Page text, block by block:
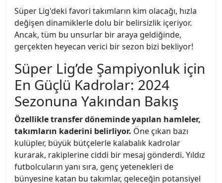
Süper Lig'deki favori takımların kim olacağı, hızla
değişen dinamiklerle dolu bir belirsizlik içeriyor.
Ancak, tüm bu unsurlar bir araya geldiğinde,
gerçekten heyecan verici bir sezon bizi bekliyor!
Süper Lig’de Şampiyonluk için
En Güçlü Kadrolar: 2024
Sezonuna Yakından Bakış
Özellikle transfer döneminde yapılan hamleler,
takımların kaderini belirliyor. Öne çıkan bazı
kulüpler, büyük bütçelerle kalabalık kadrolar
kurarak, rakiplerine ciddi bir mesaj gönderdi. Yıldız
futbolcuların yanı sıra, genç yetenekleri de
bünyesine katan bu takımlar, geleceğin potansiyel